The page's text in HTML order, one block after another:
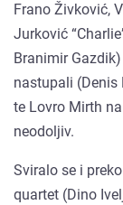
Frano Živković,
Jurković
Branimir
nastupali (Denis
te Lovro Mirth
neodoljiv.
Sviralo se i
quartet (Dino